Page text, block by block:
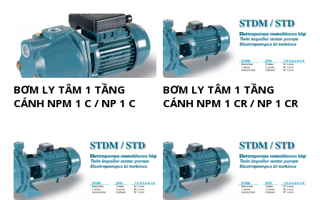
BƠM LY TÂM 1 TẦNG
CÁNH NPM 1 C / NP 1 C
BƠM LY TÂM 1 TẦNG
CÁNH NPM 1 CR / NP 1 CR